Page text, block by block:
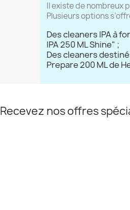
Il existe de nombreux
Plusieurs options
Des cleaners IPA à
IPA 250 ML Shine" ;
Des cleaners
Prepare 200 ML de
Recevez nos offres